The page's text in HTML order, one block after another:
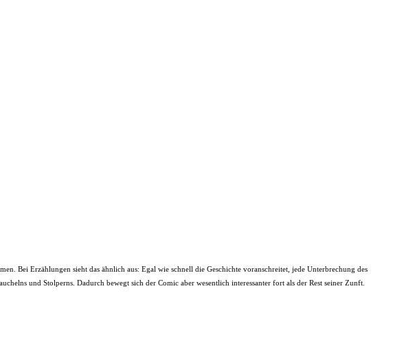
Bei Erzählungen sieht das ähnlich aus: Egal wie schnell die Geschichte voranschreitet, jede Unterbrechung des
und Stolperns. Dadurch bewegt sich der Comic aber wesentlich interessanter fort als der Rest seiner Zunft.